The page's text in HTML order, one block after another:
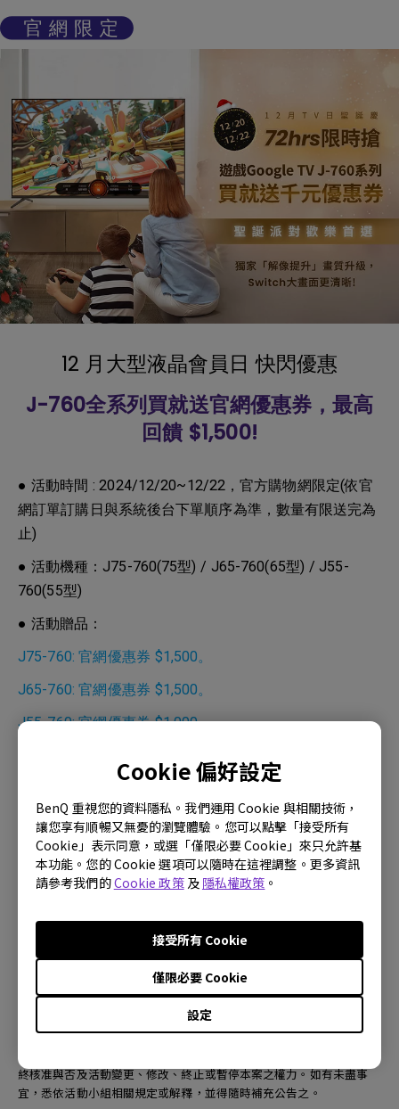
Cookie 偏好設定
BenQ 重視您的資料隱私。我們運用 Cookie 與相關技術，
讓您享有順暢又無憂的瀏覽體驗。您可以點擊「接受所有
Cookie」表示同意，或選「僅限必要 Cookie」來只允許基
本功能。您的 Cookie 選項可以隨時在這裡調整。更多資訊
請參考我們的Cookie 政策及 隱私權政策 。
設定
僅限必要 Cookie
接受所有 Cookie
12 月大型液晶會員日 快閃優惠
J-760全系列買就送官網優惠券，最高
回饋 $1,500!
● 活動時間 : 2024/12/20~12/22，官方購物網限定(依官
網訂單訂購日與系統後台下單順序為準，數量有限送完為
止)
● 活動機種：J75-760(75型) / J65-760(65型) / J55-
760(55型)
● 活動贈品：
J75-760: 官網優惠券 $1,500。
J65-760: 官網優惠券 $1,500。
J55-760: 官網優惠券 $1,000。
● 贈品使用方式及注意事項：
(1) 優惠券(折扣碼)將於完成購買14天後寄送到會員的電子信箱 (已開立
發票且無退貨之訂單)。
(2) 優惠券可至 BenQ 官網購買商品，並於結帳時使此折價券，每筆訂
單須大於優惠劵金額，一筆訂單可使用乙張折價券。 (此折價券無法使
用於其他通路購買 BenQ 產品，購物車折價優惠僅能適用一種優惠折
(3) 假設用優惠劵購買商品後發現不適合，七天內申請退貨，或下單後
要取消訂單，因優惠劵一經使用就無法用第二次，如果退貨和取消訂
單，需透過線上客服將重新提供優惠劵。若後續活動機種的訂單發生退
貨行為，但所發送折價券已經使用，將於原活動機種訂單扣除優惠券金
(4) 優惠券使用期限至2025/2/28，需在使用期限內回官網使用，逾期未
終核准與否及活動變更、修改、終止或暫停本案之權力。如有未盡事
宜，悉依活動小組相關規定或解釋，並得隨時補充公告之。